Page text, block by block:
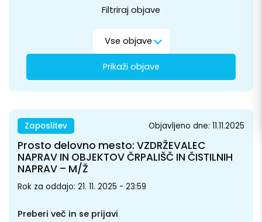
Filtriraj objave
Zaposlitev Objavljeno dne: 11.11.2025
Prosto delovno mesto: VZDRŽEVALEC
NAPRAV IN OBJEKTOV ČRPALIŠČ IN ČISTILNIH
NAPRAV – M/Ž
Rok za oddajo: 21. 11. 2025 - 23:59
Preberi več in se prijavi